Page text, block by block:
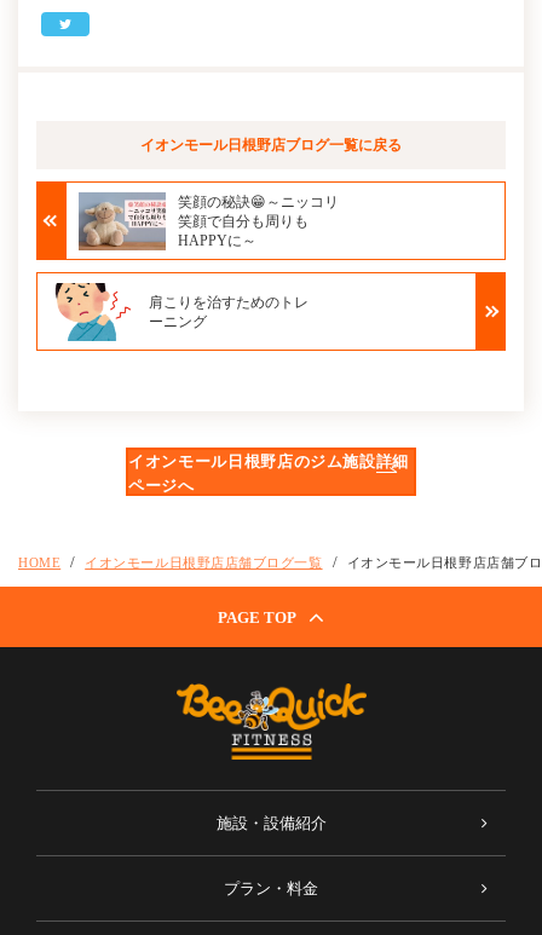
イオンモール日根野店ブログ一覧に戻る
笑顔の秘訣😁～ニッコリ
笑顔で自分も周りも
HAPPYに～
肩こりを治すためのトレ
ーニング
イオンモール日根野店のジム施設詳細
ページへ
HOME イオンモール日根野店店舗ブログ一覧 イオンモール日根野店店舗ブ
PAGE TOP
施設・設備紹介
プラン・料金